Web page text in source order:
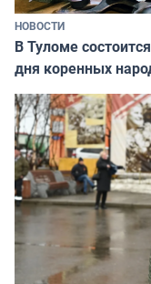
НОВОСТИ
В Туломе
дня коренных